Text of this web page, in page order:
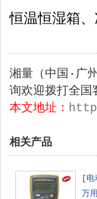
恒温恒湿箱、
湘量（中国·广
询欢迎拨打全
本文地址：
相关产品
[
万